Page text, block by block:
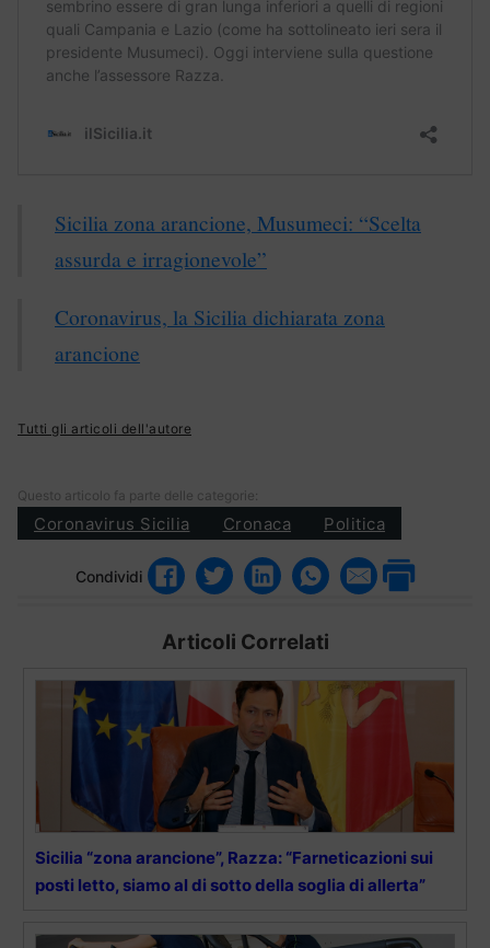
Sicilia zona arancione, Musumeci: “Scelta
assurda e irragionevole”
Coronavirus, la Sicilia dichiarata zona
arancione
Tutti gli articoli dell'autore
Questo articolo fa parte delle categorie:
Coronavirus Sicilia Cronaca Politica
Condividi
Articoli Correlati
Sicilia “zona arancione”, Razza: “Farneticazioni sui
posti letto, siamo al di sotto della soglia di allerta”